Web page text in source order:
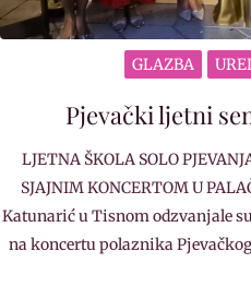
GLAZBA
Pjevački ljetni
LJETNA ŠKOLA SOLO
SJAJNIM KONCERTOM U
Katunarić u Tisnom odzvanjale
na koncertu polaznika